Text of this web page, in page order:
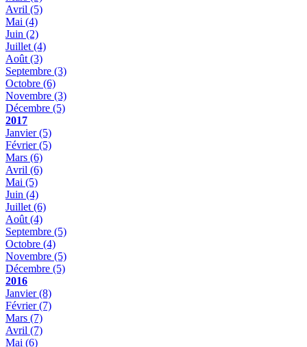
Avril (5)
Mai (4)
Juin (2)
Juillet (4)
Août (3)
Septembre (3)
Octobre (6)
Novembre (3)
Décembre (5)
2017
Janvier(5)
Février(5)
Mars (6)
Avril (6)
Mai (5)
Juin (4)
Juillet (6)
Août (4)
Septembre (5)
Octobre (4)
Novembre (5)
Décembre (5)
2016
Janvier(8)
Février(7)
Mars (7)
Avril (7)
Mai (6)